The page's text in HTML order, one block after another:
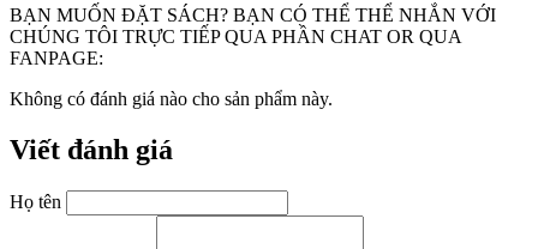
BẠN MUỐN ĐẶT SÁCH? BẠN CÓ THỂ THỂ NHẮN VỚI
CHÚNG TÔI TRỰC TIẾP QUA PHẦN CHAT OR QUA
FANPAGE:
Không có đánh giá nào cho sản phẩm này.
Viết đánh giá
Họ tên